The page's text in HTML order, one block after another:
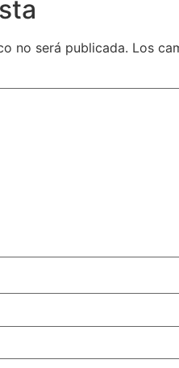
no será publicada. Los